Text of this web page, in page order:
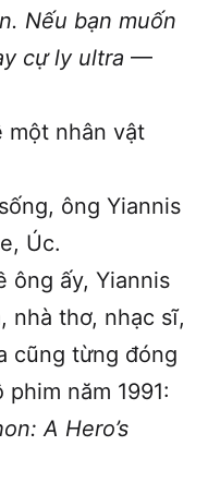
Nếu bạn muốn
cự ly ultra —
một nhân vật
ông Yiannis
Úc.
ông ấy, Yiannis
nhà thơ, nhạc sĩ,
cũng từng đóng
năm 1991:
A Hero’s